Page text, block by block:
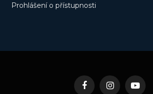
Prohlášení o přístupnosti
FacebookInstagram